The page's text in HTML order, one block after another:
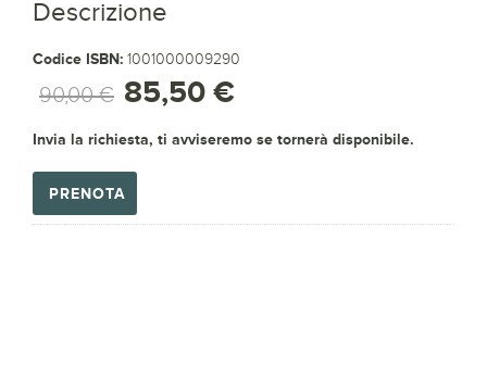
Descrizione
Codice ISBN: 1001000009290
90,00 € 85,50 €
Invia la richiesta, ti avviseremo se tornerà disponibile.
PRENOTA